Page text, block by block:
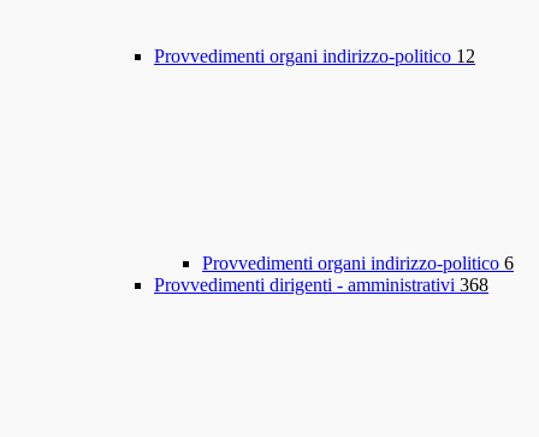
Provvedimenti organi indirizzo-politico 12
Provvedimenti organi indirizzo-politico 6
Provvedimenti dirigenti - amministrativi 368